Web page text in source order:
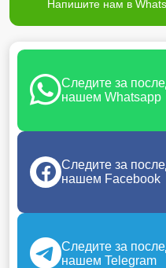
Напишите нам в
Следите за
нашем Whatsapp
Следите за
нашем Facebook
Следите за
нашем Telegram